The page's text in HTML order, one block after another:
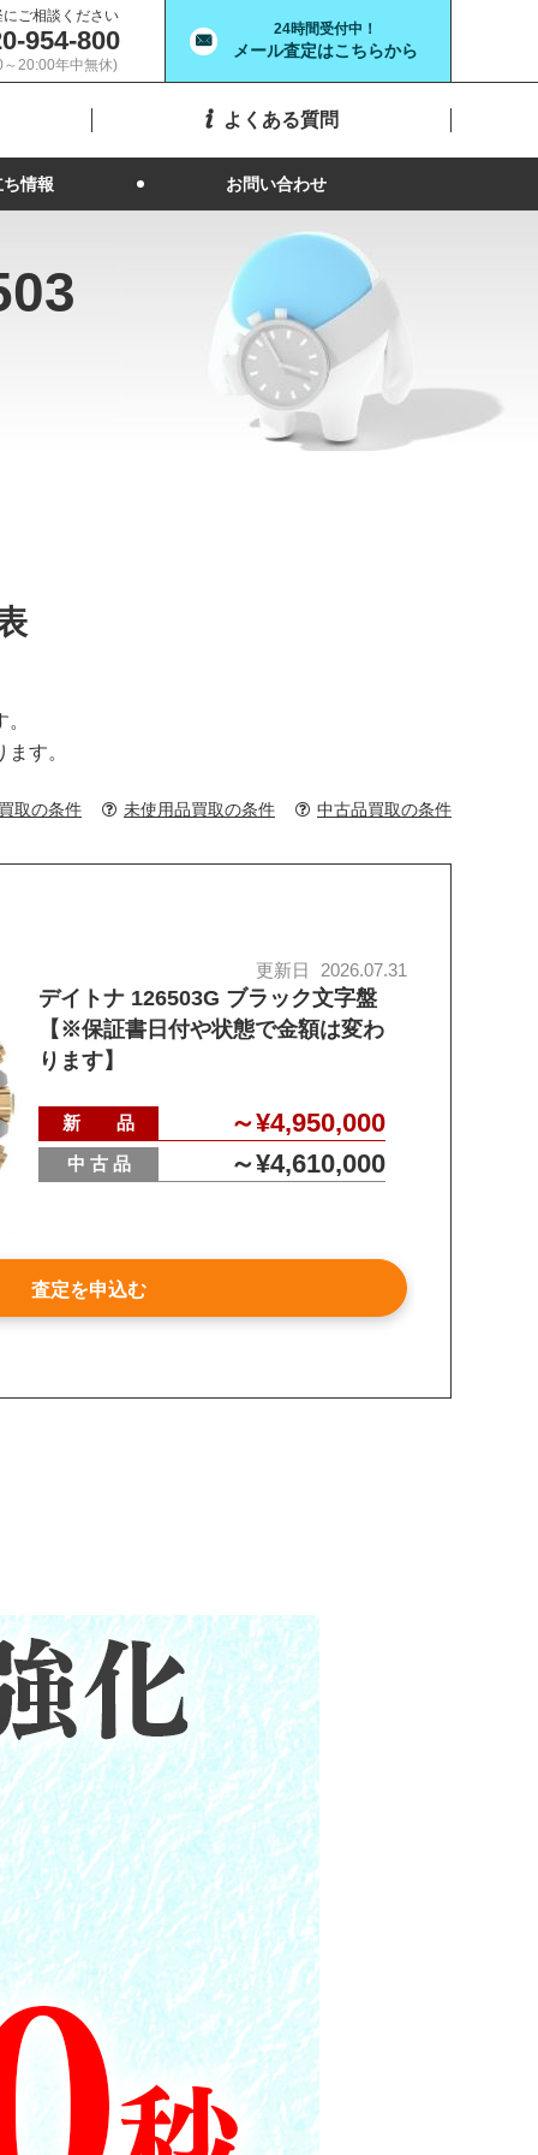
ご相談ください
954-800
20:00年中無休)
24時間受付中！
メール査定はこちらから
よくある質問
情報 お問い合わせ
す。
取の条件 未使用品買取の条件 中古品買取の条件
更新日 2026.07.31
デイトナ 126503G ブラック文字盤
【※保証書日付や状態で金額は変わ
ります】
新 品 ～¥4,950,000
中 古 品 ～¥4,610,000
査定を申込む